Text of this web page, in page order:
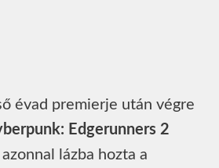
évad premierje után végre
Edgerunners 2
lázba hozta a